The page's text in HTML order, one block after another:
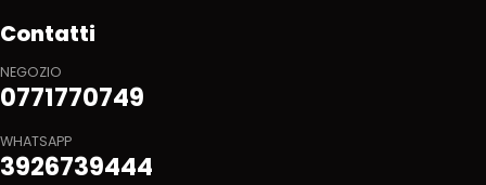
Contatti
NEGOZIO
0771770749
WHATSAPP
3926739444